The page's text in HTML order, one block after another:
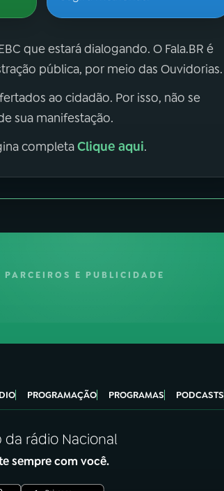
que estará dialogando. O Fala.BR é
pública, por meio das Ouvidorias.
ao cidadão. Por isso, não se
sua manifestação.
completaClique aqui.
PARCEIROS E PUBLICIDADE
PROGRAMAÇÃO PROGRAMAS PODCASTS
da rádio Nacional
sempre com você.